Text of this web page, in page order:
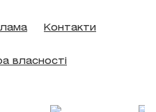
Контакти
власності